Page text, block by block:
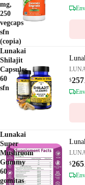
mg,
250
vegcaps
sfn
(copia)
Lunakai
Shilajit
Capsules
60
sfn
$257
Lunakai
Super
Mushroom
Gummy
60
gomitas
$265